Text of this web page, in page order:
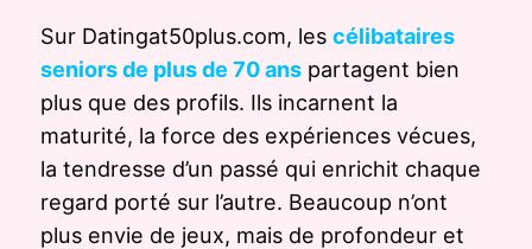
Sur Datingat50plus.com, les célibataires
seniors de plus de 70 ans partagent bien
plus que des profils. Ils incarnent la
maturité, la force des expériences vécues,
la tendresse d’un passé qui enrichit chaque
regard porté sur l’autre. Beaucoup n’ont
plus envie de jeux, mais de profondeur et